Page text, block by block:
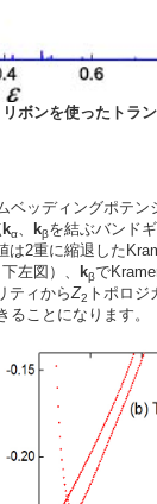
ボンを使ったトラ
ベッディングポテ
kα、 kβを結ぶバンド
2重に縮退した
左図）、 kβで
ティからZ2 トポロ
ることになります。